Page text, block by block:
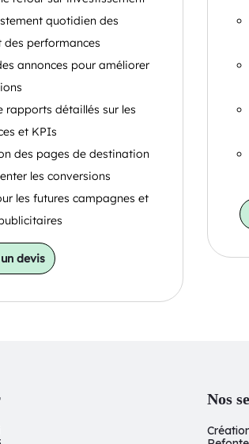
quotidien des
des performances
annonces pour améliorer
rapports détaillés sur les
et KPIs
des pages de destination
les conversions
les futures campagnes et
devis
Nos